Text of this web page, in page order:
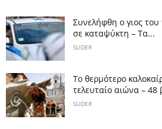
Συνελήφθη ο γιος
σε καταψύκτη – Τα...
SLIDER
Το θερμότερο
τελευταίο αιώνα – 48
SLIDER